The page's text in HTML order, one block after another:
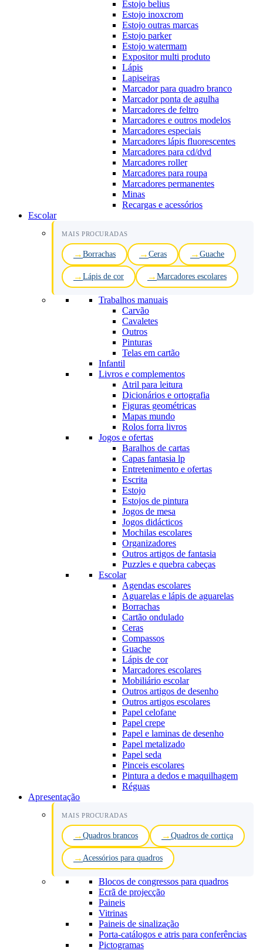
Estojo belius
Estojo inoxcrom
Estojo outras marcas
Estojo parker
Estojo watermam
Expositor multi produto
Lápis
Lapiseiras
Marcador para quadro branco
Marcador ponta de agulha
Marcadores de feltro
Marcadores e outros modelos
Marcadores especiais
Marcadores lápis fluorescentes
Marcadores para cd/dvd
Marcadores roller
Marcadores para roupa
Marcadores permanentes
Minas
Recargas e acessórios
Escolar
MAIS PROCURADAS
Borrachas Ceras Guache
Lápis de cor Marcadores escolares
Trabalhos manuais
Carvão
Cavaletes
Outros
Pinturas
Telas em cartão
Infantil
Livros e complementos
Atril para leitura
Dicionários e ortografia
Figuras geométricas
Mapas mundo
Rolos forra livros
Jogos e ofertas
Baralhos de cartas
Capas fantasia lp
Entretenimento e ofertas
Escrita
Estojo
Estojos de pintura
Jogos de mesa
Jogos didácticos
Mochilas escolares
Organizadores
Outros artigos de fantasia
Puzzles e quebra cabeças
Escolar
Agendas escolares
Aguarelas e lápis de aguarelas
Borrachas
Cartão ondulado
Ceras
Compassos
Guache
Lápis de cor
Marcadores escolares
Mobiliário escolar
Outros artigos de desenho
Outros artigos escolares
Papel celofane
Papel crepe
Papel e laminas de desenho
Papel metalizado
Papel seda
Pinceis escolares
Pintura a dedos e maquilhagem
Réguas
Apresentação
MAIS PROCURADAS
Quadros brancos Quadros de cortiça
Acessórios para quadros
Blocos de congressos para quadros
Ecrã de projecção
Paineis
Vitrinas
Paineis de sinalização
Porta-catálogos e atris para conferências
Pictogramas